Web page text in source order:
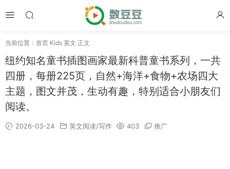
当前位置： 首页 Kids 英文 正文
纽约知名童书插图画家最新科普童书系列，一共
四册，每册225页，自然+海洋+食物+农场四大
主题，图文并茂，生动有趣，特别适合小朋友们
阅读。
2026-03-24 英文阅读/写作 403 推广